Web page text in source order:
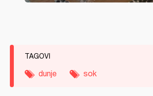
TAGOVI
dunje sok